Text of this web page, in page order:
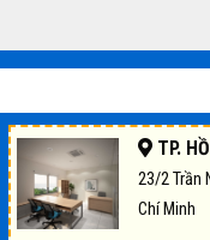
TP.
23/2 Trần
Chí Minh